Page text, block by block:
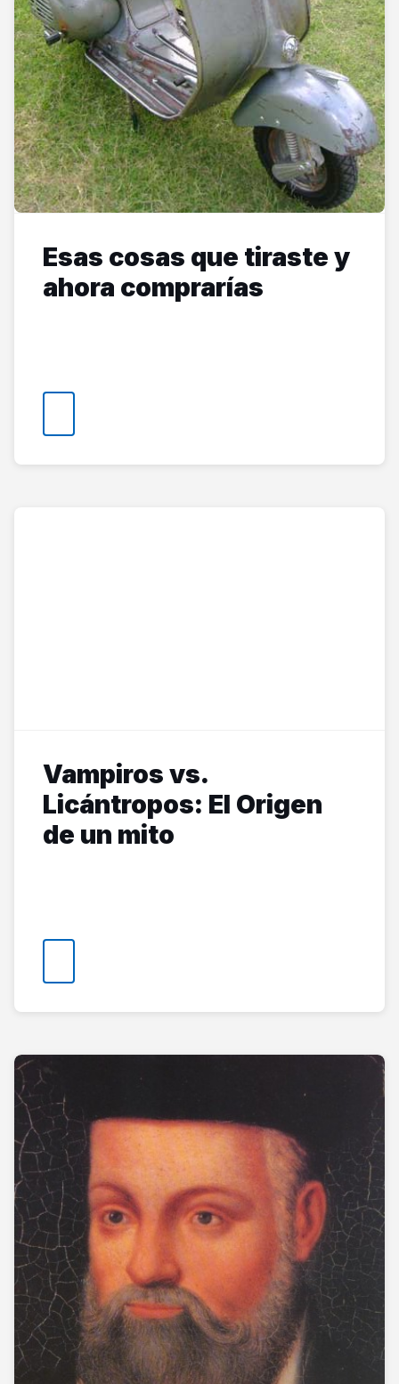
Esas cosas que tiraste y
ahora comprarías
Vampiros vs.
Licántropos: El Origen
de un mito